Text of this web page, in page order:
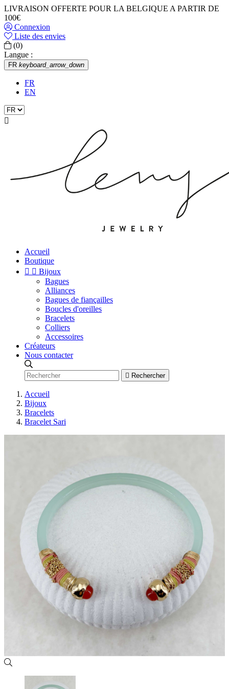
LIVRAISON OFFERTE POUR LA BELGIQUE A PARTIR DE
100€
Connexion
Liste des envies
(0)
Langue :
FR keyboard_arrow_down
FR
EN

Accueil
Boutique
  Bijoux
Bagues
Alliances
Bagues de fiançailles
Boucles d'oreilles
Bracelets
Colliers
Accessoires
Créateurs
Nous contacter
 Rechercher
Accueil
Bijoux
Bracelets
Bracelet Sari